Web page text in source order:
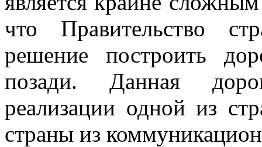
что Правительство
решение построить
позади. Данная
реализации одной из
страны из